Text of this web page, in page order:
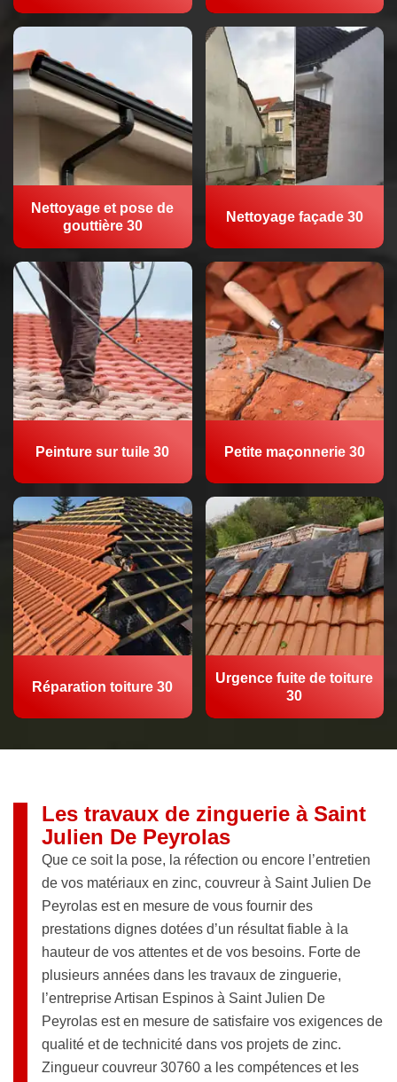
Nettoyage et pose de
gouttière 30
Nettoyage façade 30
Peinture sur tuile 30 Petite maçonnerie 30
Réparation toiture 30
Urgence fuite de toiture
30
Les travaux de zinguerie à Saint
Julien De Peyrolas
Que ce soit la pose, la réfection ou encore l’entretien
de vos matériaux en zinc, couvreur à Saint Julien De
Peyrolas est en mesure de vous fournir des
prestations dignes dotées d’un résultat fiable à la
hauteur de vos attentes et de vos besoins. Forte de
plusieurs années dans les travaux de zinguerie,
l’entreprise Artisan Espinos à Saint Julien De
Peyrolas est en mesure de satisfaire vos exigences de
qualité et de technicité dans vos projets de zinc.
Zingueur couvreur 30760 a les compétences et les